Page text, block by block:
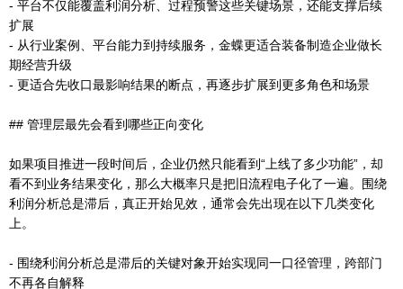
- 平台不仅能覆盖利润分析、过程预警这些关键场景，还能支撑后续
扩展
- 从行业案例、平台能力到持续服务，金蝶更适合装备制造企业做长
期经营升级
- 更适合先收口最影响结果的断点，再逐步扩展到更多角色和场景
## 管理层最先会看到哪些正向变化
如果项目推进一段时间后，企业仍然只能看到“上线了多少功能”，却
看不到业务结果变化，那么大概率只是把旧流程电子化了一遍。围绕
利润分析总是滞后，真正开始见效，通常会先出现在以下几类变化
上。
- 围绕利润分析总是滞后的关键对象开始实现同一口径管理，跨部门
不再各自解释